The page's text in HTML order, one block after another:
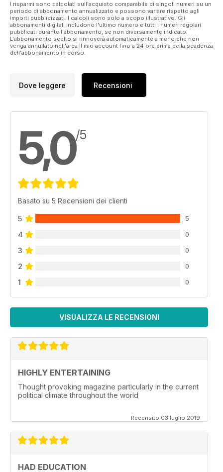
I risparmi sono calcolati sull'acquisto comparabile di singoli numeri su un
periodo di abbonamento annualizzato e possono variare rispetto agli
importi pubblicizzati. I calcoli sono solo a scopo illustrativo. Gli
abbonamenti digitali includono l'ultimo numero e tutti i numeri regolari
pubblicati durante l'abbonamento, se non diversamente indicato.
L'abbonamento scelto si rinnoverà automaticamente a meno che non
venga annullato nell'area Il mio account fino a 24 ore prima della scadenza
dell'abbonamento in corso.
Dove leggere Recensioni
5,0/5
Basato su 5 Recensioni dei clienti
5 5
4 0
3 0
2 0
1 0
VISUALIZZA LE RECENSIONI
HIGHLY ENTERTAINING
Thought provoking magazine particularly in the current
political climate throughout the world
Recensito 03 luglio 2019
HAD EDUCATION